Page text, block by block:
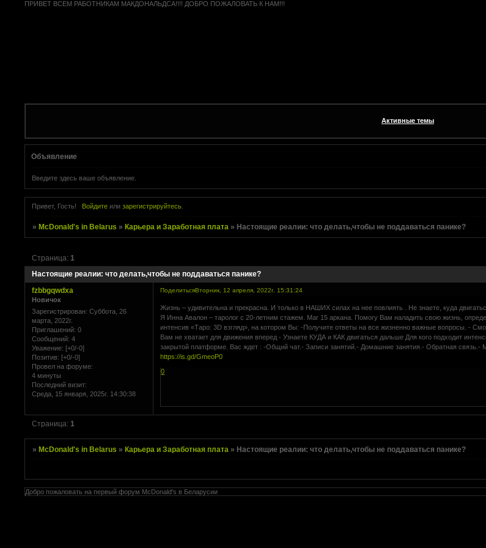
ПРИВЕТ ВСЕМ РАБОТНИКАМ МАКДОНАЛЬДСА!!!! ДОБРО ПОЖАЛОВАТЬ К НАМ!!!
Активные темы
Объявление
Введите здесь ваше объявление.
Привет, Гость! Войдитеили зарегистрируйтесь.
» McDonald's in Belarus » Карьера и Заработная плата » Настоящие реалии: что делать,чтобы не поддаваться панике?
Настоящие реалии: что делать,чтобы не поддаваться панике?
Страница:1
ПоделитьсяВторник, 12 апреля, 2022г. 15:31:24
fzbbgqwdxa
Новичок
Зарегистрирован: Суббота, 26
марта, 2022г.
Приглашений: 0
Сообщений: 4
Уважение: [+0/-0]
Позитив: [+0/-0]
Провел на форуме:
4 минуты
Последний визит:
Среда, 15 января, 2025г. 14:30:38
Жизнь – удивительна и прекрасна. И только в НАШИХ силах на нее повлиять . Не знаете, куда
Я Инна Авалон – таролог с 20-летним стажем. Маг 15 аркана. Помогу Вам наладить свою жизнь,
интенсив «Таро: 3D взгляд», на котором Вы: -Получите ответы на все жизненно важные вопросы. -
Вам не хватает для движения вперед - Узнаете КУДА и КАК двигаться дальше Для кого подходит
закрытой платформе. Вас ждет : -Общий чат.- Записи занятий.- Домашние занятия.- Обратная
https://is.gd/GmeoP0
0
Страница:1
»McDonald's in Belarus »Карьера и Заработная плата » Настоящие реалии: что делать,чтобы не поддаваться панике?
Добро пожаловать на первый форум McDonald's в Беларусии